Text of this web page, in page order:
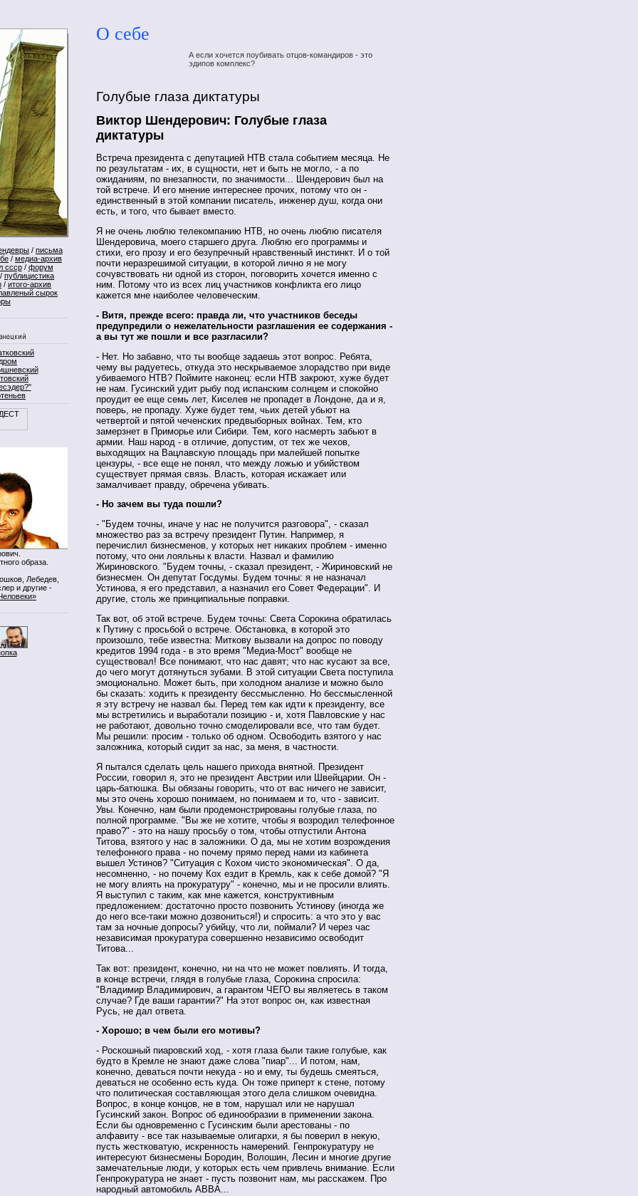
/ письма
/ медиа-архив
ссср/ форум
/ публицистика
/ итого-архив
сырок
образа.
Лебедев,
и другие -
О себе
А если хочется поубивать отцов-командиров - это
эдипов комплекс?
Голубые глаза диктатуры
Виктор Шендерович: Голубые глаза
диктатуры
Встреча президента с депутацией НТВ стала событием месяца. Не
по результатам - их, в сущности, нет и быть не могло, - а по
ожиданиям, по внезапности, по значимости... Шендерович был на
той встрече. И его мнение интереснее прочих, потому что он -
единственный в этой компании писатель, инженер душ, когда они
есть, и того, что бывает вместо.
Я не очень люблю телекомпанию НТВ, но очень люблю писателя
Шендеровича, моего старшего друга. Люблю его программы и
стихи, его прозу и его безупречный нравственный инстинкт. И о той
почти неразрешимой ситуации, в которой лично я не могу
сочувствовать ни одной из сторон, поговорить хочется именно с
ним. Потому что из всех лиц участников конфликта его лицо
кажется мне наиболее человеческим.
- Витя, прежде всего: правда ли, что участников беседы
предупредили о нежелательности разглашения ее содержания -
а вы тут же пошли и все разгласили?
- Нет. Но забавно, что ты вообще задаешь этот вопрос. Ребята,
чему вы радуетесь, откуда это нескрываемое злорадство при виде
убиваемого НТВ? Поймите наконец: если НТВ закроют, хуже будет
не нам. Гусинский удит рыбу под испанским солнцем и спокойно
проудит ее еще семь лет, Киселев не пропадет в Лондоне, да и я,
поверь, не пропаду. Хуже будет тем, чьих детей убьют на
четвертой и пятой чеченских предвыборных войнах. Тем, кто
замерзнет в Приморье или Сибири. Тем, кого насмерть забьют в
армии. Наш народ - в отличие, допустим, от тех же чехов,
выходящих на Вацлавскую площадь при малейшей попытке
цензуры, - все еще не понял, что между ложью и убийством
существует прямая связь. Власть, которая искажает или
замалчивает правду, обречена убивать.
- Но зачем вы туда пошли?
- "Будем точны, иначе у нас не получится разговора", - сказал
множество раз за встречу президент Путин. Например, я
перечислил бизнесменов, у которых нет никаких проблем - именно
потому, что они лояльны к власти. Назвал и фамилию
Жириновского. "Будем точны, - сказал президент, - Жириновский не
бизнесмен. Он депутат Госдумы. Будем точны: я не назначал
Устинова, я его представил, а назначил его Совет Федерации". И
другие, столь же принципиальные поправки.
Так вот, об этой встрече. Будем точны: Света Сорокина обратилась
к Путину с просьбой о встрече. Обстановка, в которой это
произошло, тебе известна: Миткову вызвали на допрос по поводу
кредитов 1994 года - в это время "Медиа-Мост" вообще не
существовал! Все понимают, что нас давят; что нас кусают за все,
до чего могут дотянуться зубами. В этой ситуации Света поступила
эмоционально. Может быть, при холодном анализе и можно было
бы сказать: ходить к президенту бессмысленно. Но бессмысленной
я эту встречу не назвал бы. Перед тем как идти к президенту, все
мы встретились и выработали позицию - и, хотя Павловские у нас
не работают, довольно точно смоделировали все, что там будет.
Мы решили: просим - только об одном. Освободить взятого у нас
заложника, который сидит за нас, за меня, в частности.
Я пытался сделать цель нашего прихода внятной. Президент
России, говорил я, это не президент Австрии или Швейцарии. Он -
царь-батюшка. Вы обязаны говорить, что от вас ничего не зависит,
мы это очень хорошо понимаем, но понимаем и то, что - зависит.
Увы. Конечно, нам были продемонстрированы голубые глаза, по
полной программе. "Вы же не хотите, чтобы я возродил телефонное
право?" - это на нашу просьбу о том, чтобы отпустили Антона
Титова, взятого у нас в заложники. О да, мы не хотим возрождения
телефонного права - но почему прямо перед нами из кабинета
вышел Устинов? "Ситуация с Кохом чисто экономическая". О да,
несомненно, - но почему Кох ездит в Кремль, как к себе домой? "Я
не могу влиять на прокуратуру" - конечно, мы и не просили влиять.
Я выступил с таким, как мне кажется, конструктивным
предложением: достаточно просто позвонить Устинову (иногда же
до него все-таки можно дозвониться!) и спросить: а что это у вас
там за ночные допросы? убийцу, что ли, поймали? И через час
независимая прокуратура совершенно независимо освободит
Титова...
Так вот: президент, конечно, ни на что не может повлиять. И тогда,
в конце встречи, глядя в голубые глаза, Сорокина спросила:
"Владимир Владимирович, а гарантом ЧЕГО вы являетесь в таком
случае? Где ваши гарантии?" На этот вопрос он, как известная
Русь, не дал ответа.
- Хорошо; в чем были его мотивы?
- Роскошный пиаровский ход, - хотя глаза были такие голубые, как
будто в Кремле не знают даже слова "пиар"... И потом, нам,
конечно, деваться почти некуда - но и ему, ты будешь смеяться,
деваться не особенно есть куда. Он тоже приперт к стене, потому
что политическая составляющая этого дела слишком очевидна.
Вопрос, в конце концов, не в том, нарушал или не нарушал
Гусинский закон. Вопрос об единообразии в применении закона.
Если бы одновременно с Гусинским были арестованы - по
алфавиту - все так называемые олигархи, я бы поверил в некую,
пусть жестковатую, искренность намерений. Генпрокуратуру не
интересуют бизнесмены Бородин, Волошин, Лесин и многие другие
замечательные люди, у которых есть чем привлечь внимание. Если
Генпрокуратура не знает - пусть позвонит нам, мы расскажем. Про
народный автомобиль АВВА...